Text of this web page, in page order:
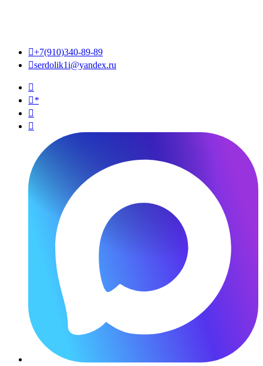
+7(910)340-89-89
serdolik1i@yandex.ru

*

